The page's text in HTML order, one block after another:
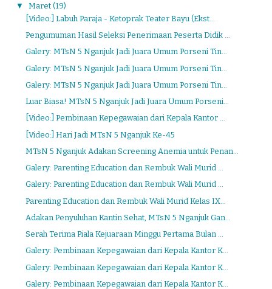
▼ Maret (19)
[Video:] Labuh Paraja - Ketoprak Teater Bayu (Ekst...
Pengumuman Hasil Seleksi Penerimaan Peserta Didik ...
Galery: MTsN 5 Nganjuk Jadi Juara Umum Porseni Tin...
Galery: MTsN 5 Nganjuk Jadi Juara Umum Porseni Tin...
Galery: MTsN 5 Nganjuk Jadi Juara Umum Porseni Tin...
Luar Biasa! MTsN 5 Nganjuk Jadi Juara Umum Porseni...
[Video:] Pembinaan Kepegawaian dari Kepala Kantor ...
[Video:] Hari Jadi MTsN 5 Nganjuk Ke-45
MTsN 5 Nganjuk Adakan Screening Anemia untuk Penan...
Galery: Parenting Education dan Rembuk Wali Murid ...
Galery: Parenting Education dan Rembuk Wali Murid ...
Parenting Education dan Rembuk Wali Murid Kelas IX...
Adakan Penyuluhan Kantin Sehat, MTsN 5 Nganjuk Gan...
Serah Terima Piala Kejuaraan Minggu Pertama Bulan ...
Galery: Pembinaan Kepegawaian dari Kepala Kantor K...
Galery: Pembinaan Kepegawaian dari Kepala Kantor K...
Galery: Pembinaan Kepegawaian dari Kepala Kantor K...